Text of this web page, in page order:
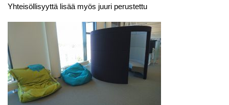
Yhteisöllisyyttä lisää myös juuri perustettu